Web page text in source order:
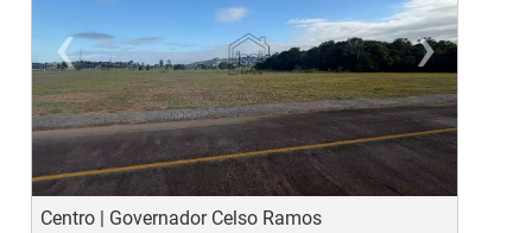
‹
Previous
›
Centro | Governador Celso Ramos